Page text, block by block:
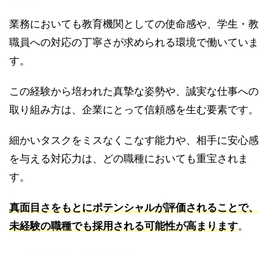
業務においても教育機関としての使命感や、学生・教
職員への対応の丁寧さが求められる環境で働いていま
す。
この経験から培われた真摯な姿勢や、誠実な仕事への
取り組み方は、企業にとって信頼感を生む要素です。
細かいタスクをミスなくこなす能力や、相手に安心感
を与える対応力は、どの職種においても重宝されま
す。
真面目さをもとにポテンシャルが評価されることで、
未経験の職種でも採用される可能性が高まります。